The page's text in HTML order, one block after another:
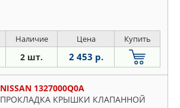
Наличие Цена Купить
2 шт. 2 453 р.
NISSAN 1327000Q0A
ПРОКЛАДКА КРЫШКИ КЛАПАННОЙ